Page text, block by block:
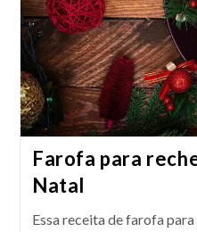
Farofa para
Natal
Essa receita de farofa